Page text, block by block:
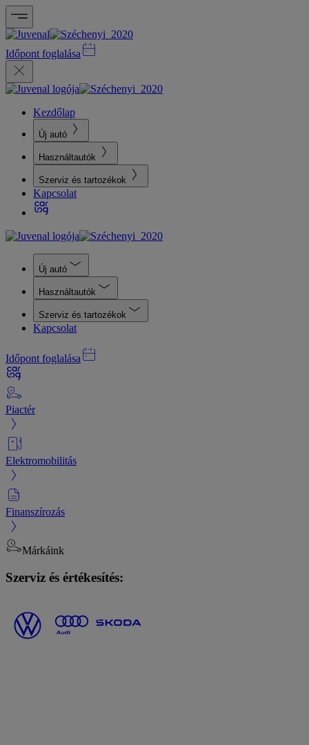
Időpont foglalása
Kezdőlap
Új autó
Használtautók
Szerviz és tartozékok
Kapcsolat
Új autó
Használtautók
Szerviz és tartozékok
Kapcsolat
Időpont foglalása
Piactér
Elektromobilitás
Finanszírozás
Márkáink
Szerviz és értékesítés: